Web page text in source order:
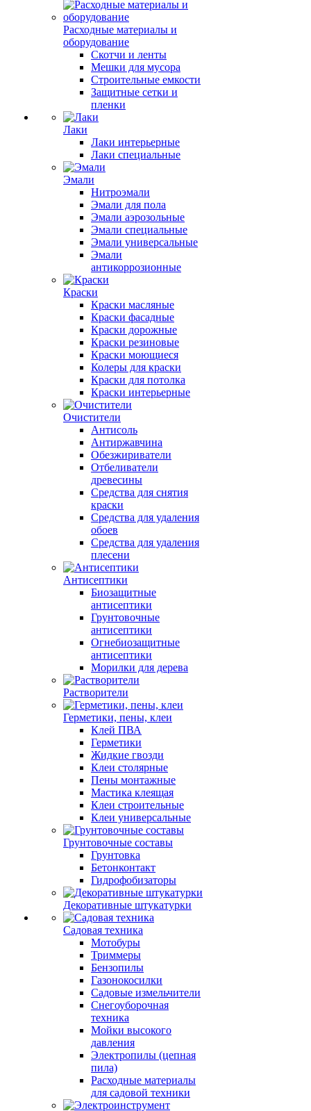
Расходные материалы и
оборудование
Скотчи и ленты
Мешки для мусора
Строительные емкости
Защитные сетки и
пленки
Лаки
Лаки интерьерные
Лаки специальные
Эмали
Нитроэмали
Эмали для пола
Эмали аэрозольные
Эмали специальные
Эмали универсальные
Эмали
антикоррозионные
Краски
Краски масляные
Краски фасадные
Краски дорожные
Краски резиновые
Краски моющиеся
Колеры для краски
Краски для потолка
Краски интерьерные
Очистители
Антисоль
Антиржавчина
Обезжириватели
Отбеливатели
древесины
Средства для снятия
краски
Средства для удаления
обоев
Средства для удаления
плесени
Антисептики
Биозащитные
антисептики
Грунтовочные
антисептики
Огнебиозащитные
антисептики
Морилки для дерева
Растворители
Герметики, пены, клеи
Клей ПВА
Герметики
Жидкие гвозди
Клеи столярные
Пены монтажные
Мастика клеящая
Клеи строительные
Клеи универсальные
Грунтовочные составы
Грунтовка
Бетонконтакт
Гидрофобизаторы
Декоративные штукатурки
Садовая техника
Мотобуры
Триммеры
Бензопилы
Газонокосилки
Садовые измельчители
Снегоуборочная
техника
Мойки высокого
давления
Электропилы (цепная
пила)
Расходные материалы
для садовой техники